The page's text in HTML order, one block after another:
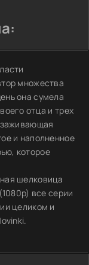
множества
она сумела
отца и трех
и наполненное
которое
шелковица
все серии
целиком и